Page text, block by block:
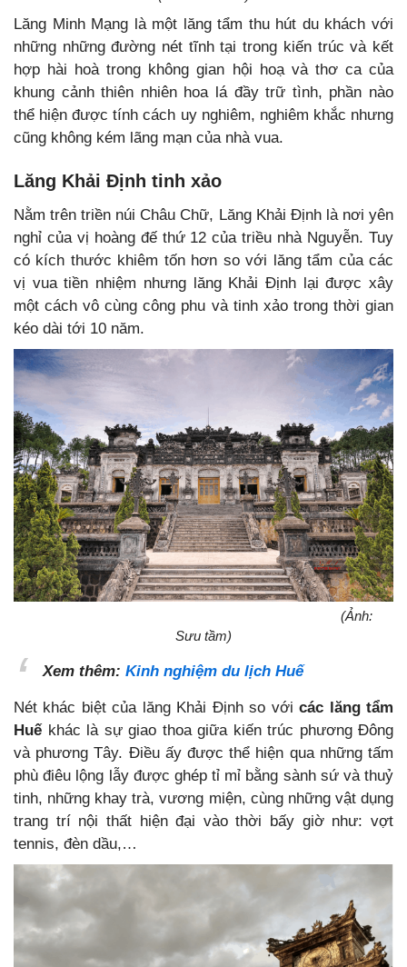
Lăng Minh Mạng là một lăng tẩm thu hút du khách với
những những đường nét tĩnh tại trong kiến trúc và kết
hợp hài hoà trong không gian hội hoạ và thơ ca của
khung cảnh thiên nhiên hoa lá đầy trữ tình, phần nào
thể hiện được tính cách uy nghiêm, nghiêm khắc nhưng
cũng không kém lãng mạn của nhà vua.
Lăng Khải Định tinh xảo
Nằm trên triền núi Châu Chữ, Lăng Khải Định là nơi yên
nghỉ của vị hoàng đế thứ 12 của triều nhà Nguyễn. Tuy
có kích thước khiêm tốn hơn so với lăng tẩm của các
vị vua tiền nhiệm nhưng lăng Khải Định lại được xây
một cách vô cùng công phu và tinh xảo trong thời gian
kéo dài tới 10 năm.
(Ảnh:
Sưu tầm)
Xem thêm: Kinh nghiệm du lịch Huế
Nét khác biệt của lăng Khải Định so vớicác lăng tẩm
Huế khác là sự giao thoa giữa kiến trúc phương Đông
và phương Tây. Điều ấy được thể hiện qua những tấm
phù điêu lộng lẫy được ghép tỉ mỉ bằng sành sứ và thuỷ
tinh, những khay trà, vương miện, cùng những vật dụng
trang trí nội thất hiện đại vào thời bấy giờ như: vợt
tennis, đèn dầu,…